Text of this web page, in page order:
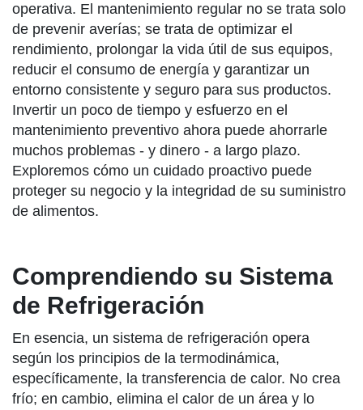
operativa. El mantenimiento regular no se trata solo
de prevenir averías; se trata de optimizar el
rendimiento, prolongar la vida útil de sus equipos,
reducir el consumo de energía y garantizar un
entorno consistente y seguro para sus productos.
Invertir un poco de tiempo y esfuerzo en el
mantenimiento preventivo ahora puede ahorrarle
muchos problemas - y dinero - a largo plazo.
Exploremos cómo un cuidado proactivo puede
proteger su negocio y la integridad de su suministro
de alimentos.
Comprendiendo su Sistema
de Refrigeración
En esencia, un sistema de refrigeración opera
según los principios de la termodinámica,
específicamente, la transferencia de calor. No crea
frío; en cambio, elimina el calor de un área y lo